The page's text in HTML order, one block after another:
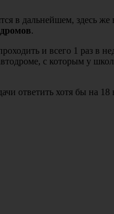
в дальнейшем, здесь
.
и всего 1 раз в
с которым у
ответить хотя бы на